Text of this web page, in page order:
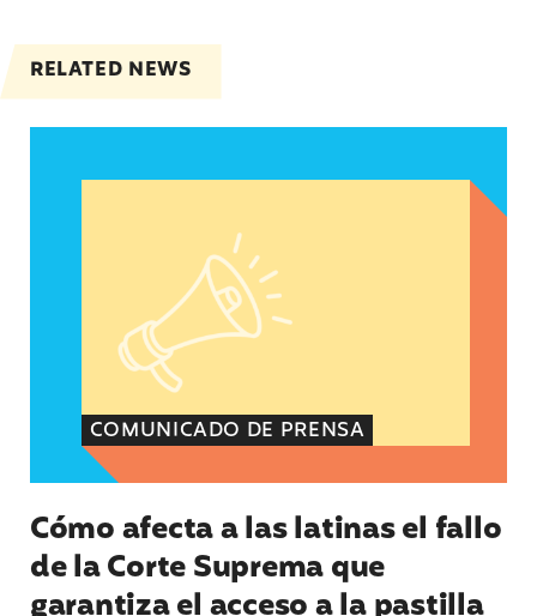
RELATED NEWS
COMUNICADO DE PRENSA
Cómo afecta a las latinas el fallo
de la Corte Suprema que